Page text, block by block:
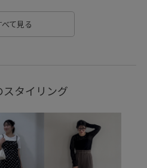
入りアイテム_pickup
きれいめ
エコバッグ
ーション豊富 キャミソール
デザイン クッション
スカート スカーフ
べて見る
タイリング